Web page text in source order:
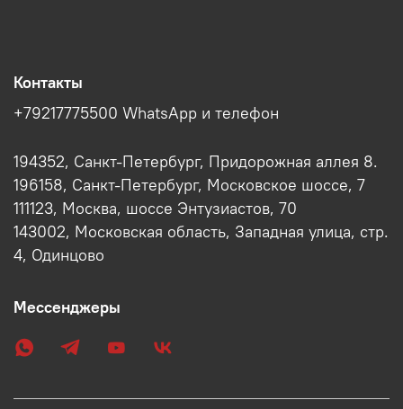
Контакты
+79217775500 WhatsApp и телефон
194352, Санкт-Петербург, Придорожная аллея 8.
196158, Санкт-Петербург, Московское шоссе, 7
111123, Москва, шоссе Энтузиастов, 70
143002, Московская область, Западная улица, стр.
4, Одинцово
Мессенджеры